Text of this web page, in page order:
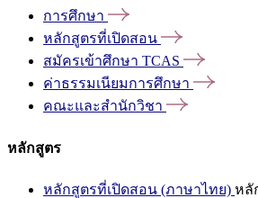
การศึกษา
หลักสูตรที่เปิดสอน
สมัครเข้าศึกษา TCAS
ค่าธรรมเนียมการศึกษา
คณะและสำนักวิชา
หลักสูตร
หลักสูตรที่เปิดสอน (ภาษาไทย) หลั